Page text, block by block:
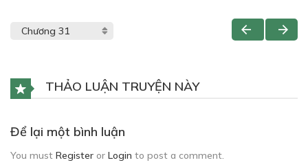
THẢO LUẬN TRUYỆN NÀY
Để lại một bình luận
You must Register or Login to post a comment.